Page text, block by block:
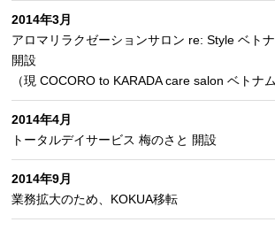
2014年3月
アロマリラクゼーションサロン re: Style ベト
開設
（現 COCORO to KARADA care salon ベトナム
2014年4月
トータルデイサービス 梅のさと 開設
2014年9月
業務拡大のため、KOKUA移転